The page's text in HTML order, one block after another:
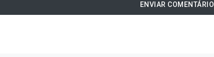
ENVIAR COMENTÁRIO